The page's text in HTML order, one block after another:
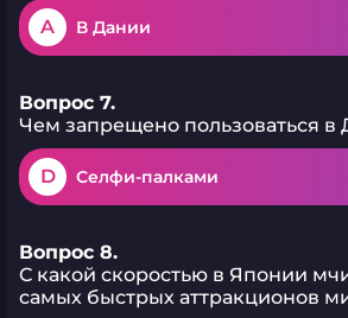
A В Дании
Вопрос 7.
Чем запрещено пользоваться в
D Селфи-палками
Вопрос 8.
С какой скоростью в Японии
самых быстрых аттракционов